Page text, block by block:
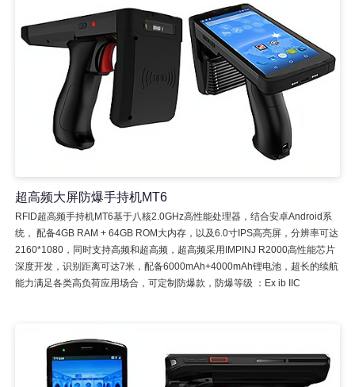
超高频大屏防爆手持机MT6
RFID超高频手持机MT6基于八核2.0GHz高性能处理器，结合安卓Android系
统， 配备4GB RAM + 64GB ROM大内存，以及6.0寸IPS高亮屏，分辨率可达
2160*1080，同时支持高频和超高频，超高频采用IMPINJ R2000高性能芯片
深度开发，识别距离可达7米，配备6000mAh+4000mAh锂电池，超长的续航
能力满足各类高负荷应用场合，可定制防爆款，防爆等级 ：Ex ib IIC